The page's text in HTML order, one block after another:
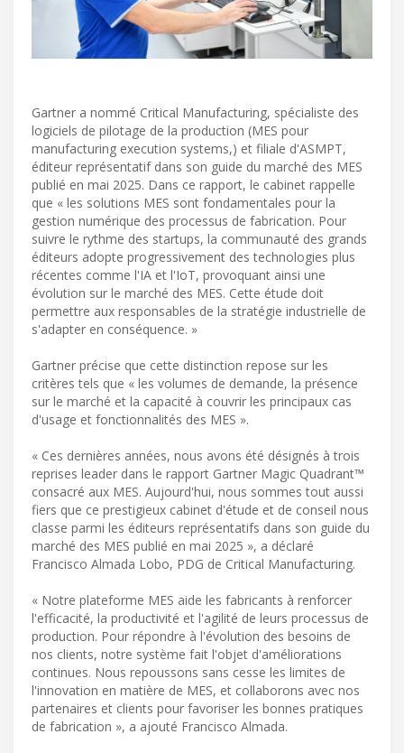
Gartner a nommé Critical Manufacturing, spécialiste des
logiciels de pilotage de la production (MES pour
manufacturing execution systems,) et filiale d'ASMPT,
éditeur représentatif dans son guide du marché des MES
publié en mai 2025. Dans ce rapport, le cabinet rappelle
que « les solutions MES sont fondamentales pour la
gestion numérique des processus de fabrication. Pour
suivre le rythme des startups, la communauté des grands
éditeurs adopte progressivement des technologies plus
récentes comme l'IA et l'IoT, provoquant ainsi une
évolution sur le marché des MES. Cette étude doit
permettre aux responsables de la stratégie industrielle de
s'adapter en conséquence. »
Gartner précise que cette distinction repose sur les
critères tels que « les volumes de demande, la présence
sur le marché et la capacité à couvrir les principaux cas
d'usage et fonctionnalités des MES ».
« Ces dernières années, nous avons été désignés à trois
reprises leader dans le rapport Gartner Magic Quadrant™
consacré aux MES. Aujourd'hui, nous sommes tout aussi
fiers que ce prestigieux cabinet d'étude et de conseil nous
classe parmi les éditeurs représentatifs dans son guide du
marché des MES publié en mai 2025 », a déclaré
Francisco Almada Lobo, PDG de Critical Manufacturing.
« Notre plateforme MES aide les fabricants à renforcer
l'efficacité, la productivité et l'agilité de leurs processus de
production. Pour répondre à l'évolution des besoins de
nos clients, notre système fait l'objet d'améliorations
continues. Nous repoussons sans cesse les limites de
l'innovation en matière de MES, et collaborons avec nos
partenaires et clients pour favoriser les bonnes pratiques
de fabrication », a ajouté Francisco Almada.